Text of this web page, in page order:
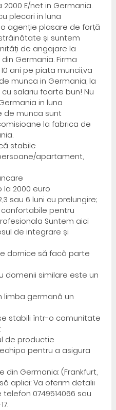
E/net in Germania.
plecari in luna
agenție plasare de forță
și suntem
de angajare la
Germania. Firma
ani pe piata muncii,va
munca in Germania, la
salariu foarte bun! Nu
in luna
de munca sunt
la fabrica de
stabile
apartament,
la 2000 euro
sau 6 luni cu prelungire;
pentru
Suntem aici
de integrare și
dornice să facă parte
domenii similare este un
limba germană un
stabili într-o comunitate
de productie
pentru a asigura
din Germania: (Frankfurt,
aplici: Va oferim detalii
0749514066 sau